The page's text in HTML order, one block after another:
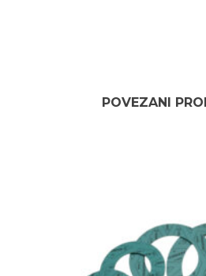
POVEZANI